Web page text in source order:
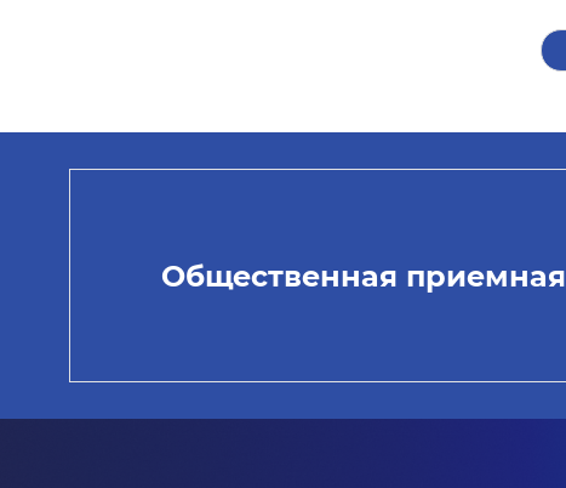
Общественная приемная